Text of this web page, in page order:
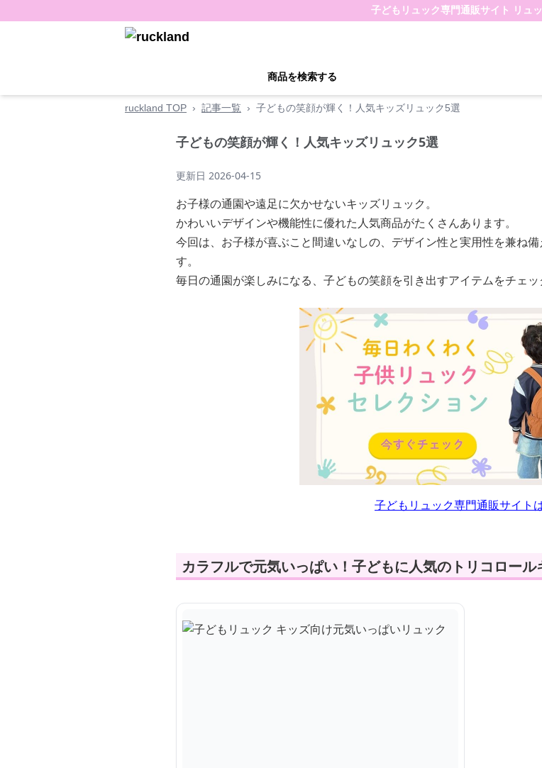
子どもリュック専門通販サイト リュ
商品を検索する
ruckland TOP › 記事一覧 › 子どもの笑顔が輝く！人気キッズリュック5選
子どもの笑顔が輝く！人気キッズリュック5選
更新日 2026-04-15
お子様の通園や遠足に欠かせないキッズリュック。
かわいいデザインや機能性に優れた人気商品がたくさんあります。
今回は、お子様が喜ぶこと間違いなしの、デザイン性と実用性を兼ね
す。
毎日の通園が楽しみになる、子どもの笑顔を引き出すアイテムをチェッ
子どもリュック専門通販サイト
カラフルで元気いっぱい！子どもに人気のトリコロール